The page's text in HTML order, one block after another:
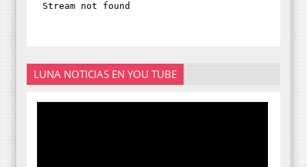
LUNA NOTICIAS EN YOU TUBE